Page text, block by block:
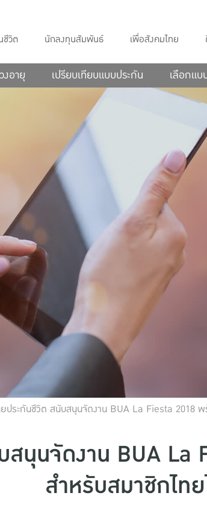
ชีวิต นักลงทุนสัมพันธ์ เพื่อสังคมไทย
งอายุ เปรียบเทียบแบบประกัน เลือกแ
ประกันชีวิต สนับสนุนจัดงาน BUA La Fiesta 2018
สนุนจัดงาน BUA
สำหรับสมาชิกไท